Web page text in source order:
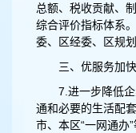
总额、税收贡献、
综合评价指标体系
委、区经委、区规划
三、优服务加
7.进一步降低
通和必要的生活配
市、本区“一网通办